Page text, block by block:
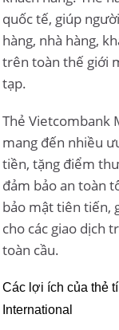
quốc tế, giúp
hàng, nhà hàng,
trên toàn thế giới
tạp.
Thẻ Vietcombank
mang đến nhiều
tiền, tặng điểm
đảm bảo an toàn
bảo mật tiên tiến,
cho các giao dịch
toàn cầu.
Các lợi ích của thẻ
International